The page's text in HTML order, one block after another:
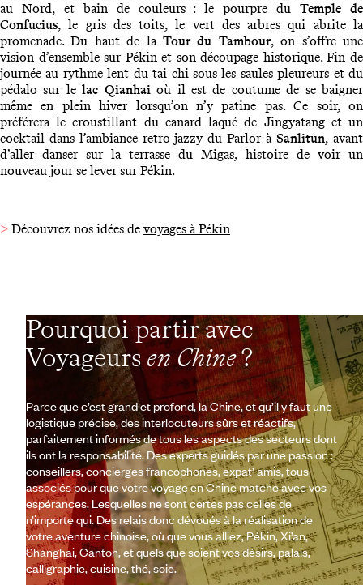
au Nord, et bain de couleurs : le pourpre duTemple de
Confucius, le gris des toits, le vert des arbres qui abrite la
promenade. Du haut de la Tour du Tambour, on s’offre une
vision d’ensemble sur Pékin et son découpage historique. Fin de
journée au rythme lent du tai chi sous les saules pleureurs et du
pédalo sur lelac Qianhaioù il est de coutume de se baigner
même en plein hiver lorsqu’on n’y patine pas. Ce soir, on
préférera le croustillant du canard laqué de Jingyatang et un
cocktail dans l’ambiance retro-jazzy du Parlor à Sanlitun, avant
d’aller danser sur la terrasse du Migas, histoire de voir un
nouveau jour se lever sur Pékin.
> Découvrez nos idées de voyages à Pékin
Pourquoi partir avec
Voyageursen Chine?
Parce que c’est grand et profond, la Chine, et qu’il y faut une
logistique précise, des interlocuteurs sûrs et réactifs,
parfaitement informés de tous les aspects des secteurs dont
ils ont la responsabilité. Des experts guidés par une passion :
conseillers, concierges francophones, expat’ amis, tous
associés pour que votre voyage en Chine matche avec vos
espérances. Lesquelles ne sont certes pas celles de
n’importe qui. Des relais donc dévoués à la réalisation de
votre aventure chinoise, où que vous alliez, Pékin, Xi’an,
Shanghai, Canton, et quels que soient vos désirs, palais,
calligraphie, cuisine, thé, soie.